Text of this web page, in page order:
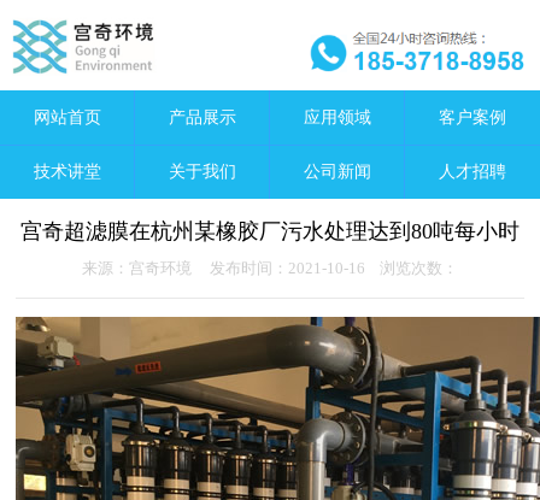
网站首页 产品展示 应用领域 客户案例
技术讲堂 关于我们 公司新闻 人才招聘
宫奇超滤膜在杭州某橡胶厂污水处理达到80吨每小时
来源：宫奇环境 发布时间：2021-10-16 浏览次数：